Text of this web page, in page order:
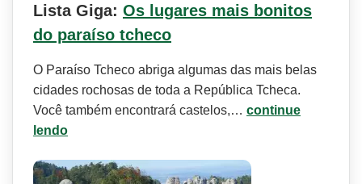
Lista Giga: Os lugares mais bonitos
do paraíso tcheco
O Paraíso Tcheco abriga algumas das mais belas
cidades rochosas de toda a República Tcheca.
Você também encontrará castelos,… continue
lendo